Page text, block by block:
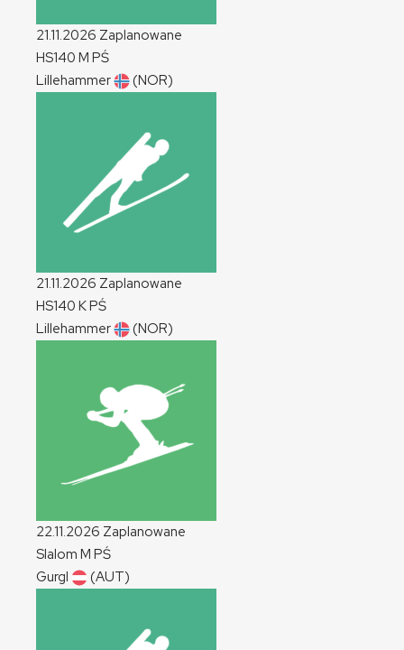
21.11.2026 Zaplanowane
HS140 M PŚ
Lillehammer
(NOR)
21.11.2026 Zaplanowane
HS140 KPŚ
Lillehammer
(NOR)
22.11.2026 Zaplanowane
Slalom M PŚ
Gurgl
(AUT)